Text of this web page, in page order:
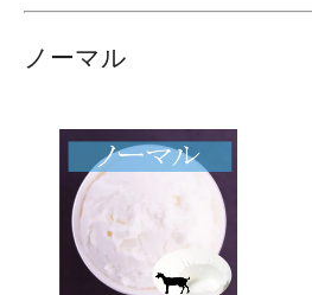
ノーマル